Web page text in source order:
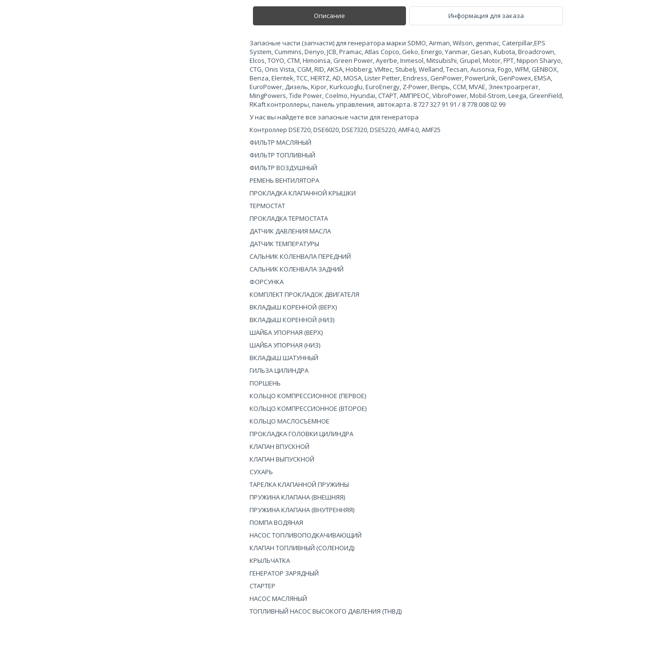
Описание Информация для заказа
Запасные части (запчасти) для генератора марки SDMO, Airman, Wilson, genmac, Caterpillar,EPS
System, Cummins, Denyo, JCB, Pramac, Atlas Copco, Geko, Energo, Yanmar, Gesan, Kubota, Broadcrown,
Elcos, TOYO, CTM, Himoinsa, Green Power, Ayerbe, Inmesol, Mitsubishi, Grupel, Motor, FPT, Nippon Sharyo,
CTG, Onis Vista, CGM, RID, AKSA, Hobberg, VMtec, Stubelj, Welland, Tecsan, Ausonia, Fogo, WFM, GENBOX,
Benza, Elentek, TCC, HERTZ, AD, MOSA, Lister Petter, Endress, GenPower, PowerLink, GenPowex, EMSA,
EuroPower, Дизель, Kipor, Kurkcuoglu, EuroEnergy, Z-Power, Вепрь, CCM, MVAE, Электроагрегат,
MingPowers, Tide Power, Coelmo, Hyundai, СТАРТ, АМПРЕОС, VibroPower, Mobil-Strom, Leega, GreenField,
RKaft контроллеры, панель управления, автокарта. 8 727 327 91 91 / 8 778 008 02 99
У нас вы найдете все запасные части для генератора
Контроллер DSE720, DSE6020, DSE7320, DSE5220, AMF4.0, AMF25
ФИЛЬТР МАСЛЯНЫЙ
ФИЛЬТР ТОПЛИВНЫЙ
ФИЛЬТР ВОЗДУШНЫЙ
РЕМЕНЬ ВЕНТИЛЯТОРА
ПРОКЛАДКА КЛАПАННОЙ КРЫШКИ
ТЕРМОСТАТ
ПРОКЛАДКА ТЕРМОСТАТА
ДАТЧИК ДАВЛЕНИЯ МАСЛА
ДАТЧИК ТЕМПЕРАТУРЫ
САЛЬНИК КОЛЕНВАЛА ПЕРЕДНИЙ
САЛЬНИК КОЛЕНВАЛА ЗАДНИЙ
ФОРСУНКА
КОМПЛЕКТ ПРОКЛАДОК ДВИГАТЕЛЯ
ВКЛАДЫШ КОРЕННОЙ (ВЕРХ)
ВКЛАДЫШ КОРЕННОЙ (НИЗ)
ШАЙБА УПОРНАЯ (ВЕРХ)
ШАЙБА УПОРНАЯ (НИЗ)
ВКЛАДЫШ ШАТУННЫЙ
ГИЛЬЗА ЦИЛИНДРА
ПОРШЕНЬ
КОЛЬЦО КОМПРЕССИОННОЕ (ПЕРВОЕ)
КОЛЬЦО КОМПРЕССИОННОЕ (ВТОРОЕ)
КОЛЬЦО МАСЛОСЪЕМНОЕ
ПРОКЛАДКА ГОЛОВКИ ЦИЛИНДРА
КЛАПАН ВПУСКНОЙ
КЛАПАН ВЫПУСКНОЙ
СУХАРЬ
ТАРЕЛКА КЛАПАННОЙ ПРУЖИНЫ
ПРУЖИНА КЛАПАНА (ВНЕШНЯЯ)
ПРУЖИНА КЛАПАНА (ВНУТРЕННЯЯ)
ПОМПА ВОДЯНАЯ
НАСОС ТОПЛИВОПОДКАЧИВАЮЩИЙ
КЛАПАН ТОПЛИВНЫЙ (СОЛЕНОИД)
КРЫЛЬЧАТКА
ГЕНЕРАТОР ЗАРЯДНЫЙ
СТАРТЕР
НАСОС МАСЛЯНЫЙ
ТОПЛИВНЫЙ НАСОС ВЫСОКОГО ДАВЛЕНИЯ (ТНВД)